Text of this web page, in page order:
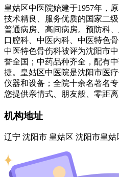
皇姑区中医院始建于1957年，
技术精良、服务优质的国家二
普通病房、高间病房。预防科
口腔科、中医内科、中医特色
中医特色骨伤科被评为沈阳市
誉全国；中药品种齐全，配有
捷。皇姑区中医院是沈阳市医
仪器和设备；全院十余名著名
您提供亲情式、朋友般、零距
机构地址
辽宁 沈阳市 皇姑区 沈阳市皇姑